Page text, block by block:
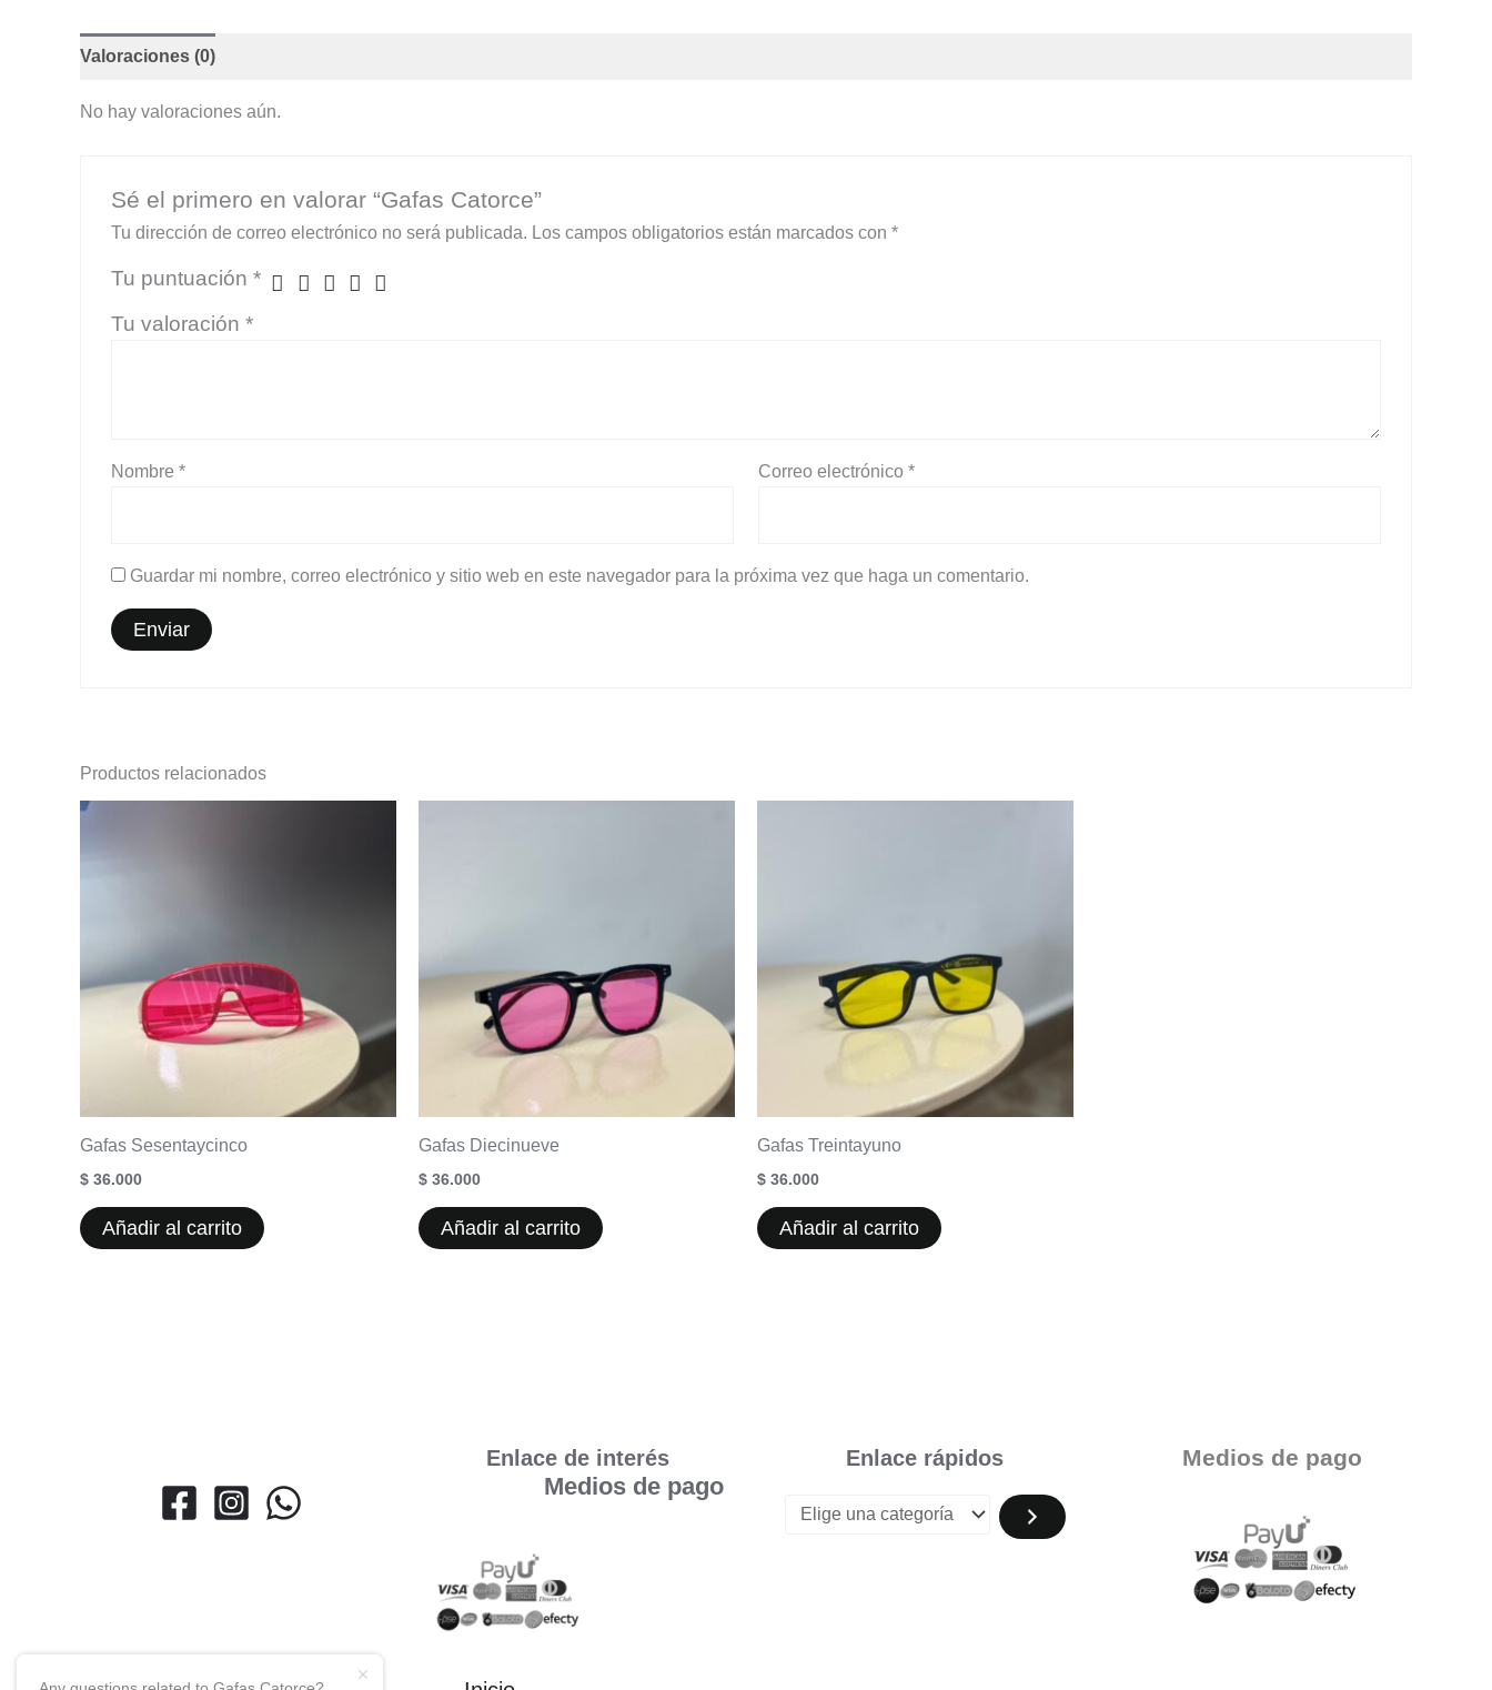
Valoraciones (0)
No hay valoraciones aún.
Sé el primero en valorar “Gafas Catorce”
Tu dirección de correo electrónico no será publicada. Los campos obligatorios están marcados con *
Tu puntuación *
Tu valoración *
Nombre * Correo electrónico*
Guardar mi nombre, correo electrónico y sitio web en este navegador para la próxima vez que haga un comentario.
Productos relacionados
Gafas Sesentaycinco
$ 36.000
Añadir al carrito
Gafas Diecinueve
$ 36.000
Añadir al carrito
Gafas Treintayuno
$ 36.000
Añadir al carrito
Enlace de interés
Medios de pago
Enlace rápidos Medios de pago